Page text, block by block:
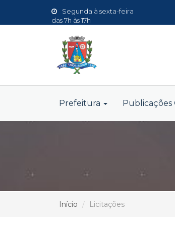
Segunda à sexta-feira
das 7h às 17h
Prefeitura Publicações
Início Licitações